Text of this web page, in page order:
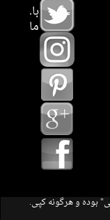
.با
ما
.حقوق مربوط به این سایت متعلق به "سایت علامه طباطبایی" بوده و هرگونه کپی